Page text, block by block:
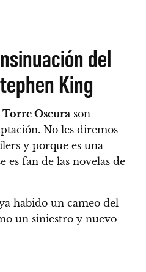
del
King
Torre Oscura son
No les diremos
y porque es una
es fan de las novelas de
habido un cameo del
un siniestro y nuevo